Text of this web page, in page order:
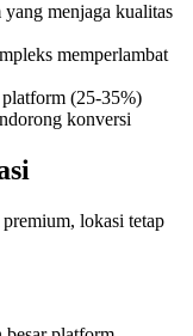
menjaga kualitas
memperlambat
(25-35%)
konversi
lokasi tetap